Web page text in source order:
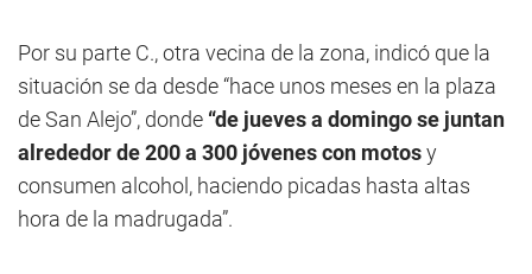
Por su parte C., otra vecina de la zona, indicó que la
situación se da desde “hace unos meses en la plaza
de San Alejo”, donde “de jueves a domingo se juntan
alrededor de 200 a 300 jóvenes con motosy
consumen alcohol, haciendo picadas hasta altas
hora de la madrugada”.